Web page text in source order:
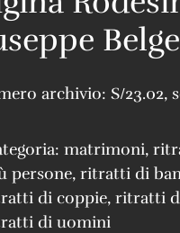
archivio: S/23.02,
matrimoni,
persone, ritratti di
di coppie, ritratti
di uomini